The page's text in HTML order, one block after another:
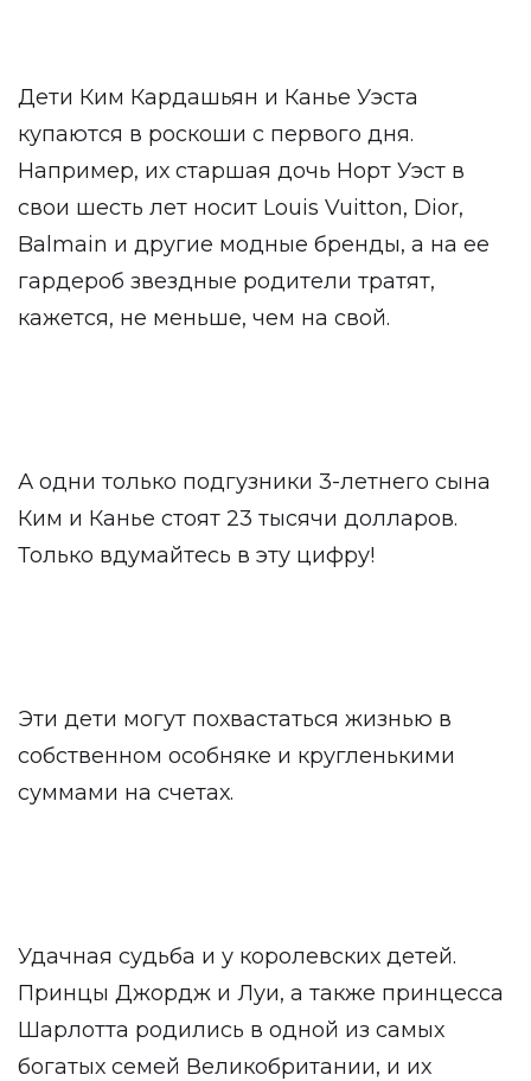
Дети Ким Кардашьян и Канье Уэста
купаются в роскоши с первого дня.
Например, их старшая дочь Норт Уэст в
свои шесть лет носит Louis Vuitton, Dior,
Balmain и другие модные бренды, а на ее
гардероб звездные родители тратят,
кажется, не меньше, чем на свой.
А одни только подгузники 3-летнего сына
Ким и Канье стоят 23 тысячи долларов.
Только вдумайтесь в эту цифру!
Эти дети могут похвастаться жизнью в
собственном особняке и кругленькими
суммами на счетах.
Удачная судьба и у королевских детей.
Принцы Джордж и Луи, а также принцесса
Шарлотта родились в одной из самых
богатых семей Великобритании, и их